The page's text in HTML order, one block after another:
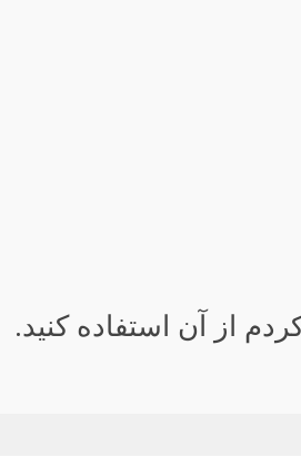
از آن استفاده کنید.